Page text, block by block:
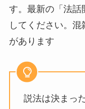
す。最新の「法話
してください。
があります
説法は決まっ